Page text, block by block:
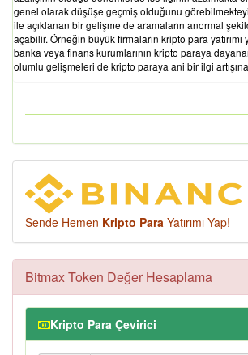
genel olarak düşüşe geçmiş olduğunu
ile açıklanan bir gelişme de aramaların anormal
açabilir. Örneğin büyük firmaların kripto para yatırımı
banka veya finans kurumlarının kripto paraya
olumlu gelişmeleri de kripto paraya ani bir ilgi
Sende Hemen Kripto Para Yatırımı Yap!
Bitmax Token Değer Hesaplama
Kripto Para Çevirici